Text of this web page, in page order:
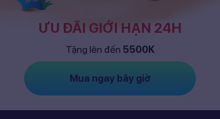
ƯU ĐÃI GIỚI HẠN 24H
Tặng lên đến 5500K
Mua ngay bây giờ